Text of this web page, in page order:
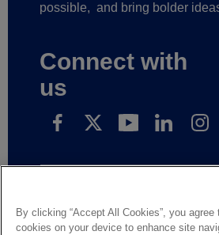
possible, and bring bolder
Connect with
us
By clicking “Accept All Cookies”, you
cookies on your device to enhance site